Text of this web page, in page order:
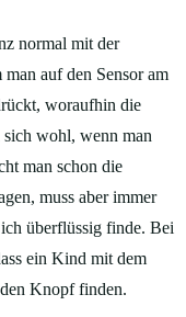
normal mit der
auf den Sensor am
woraufhin die
wohl, wenn man
man schon die
muss aber immer
überflüssig finde. Bei
ein Kind mit dem
Knopf finden.